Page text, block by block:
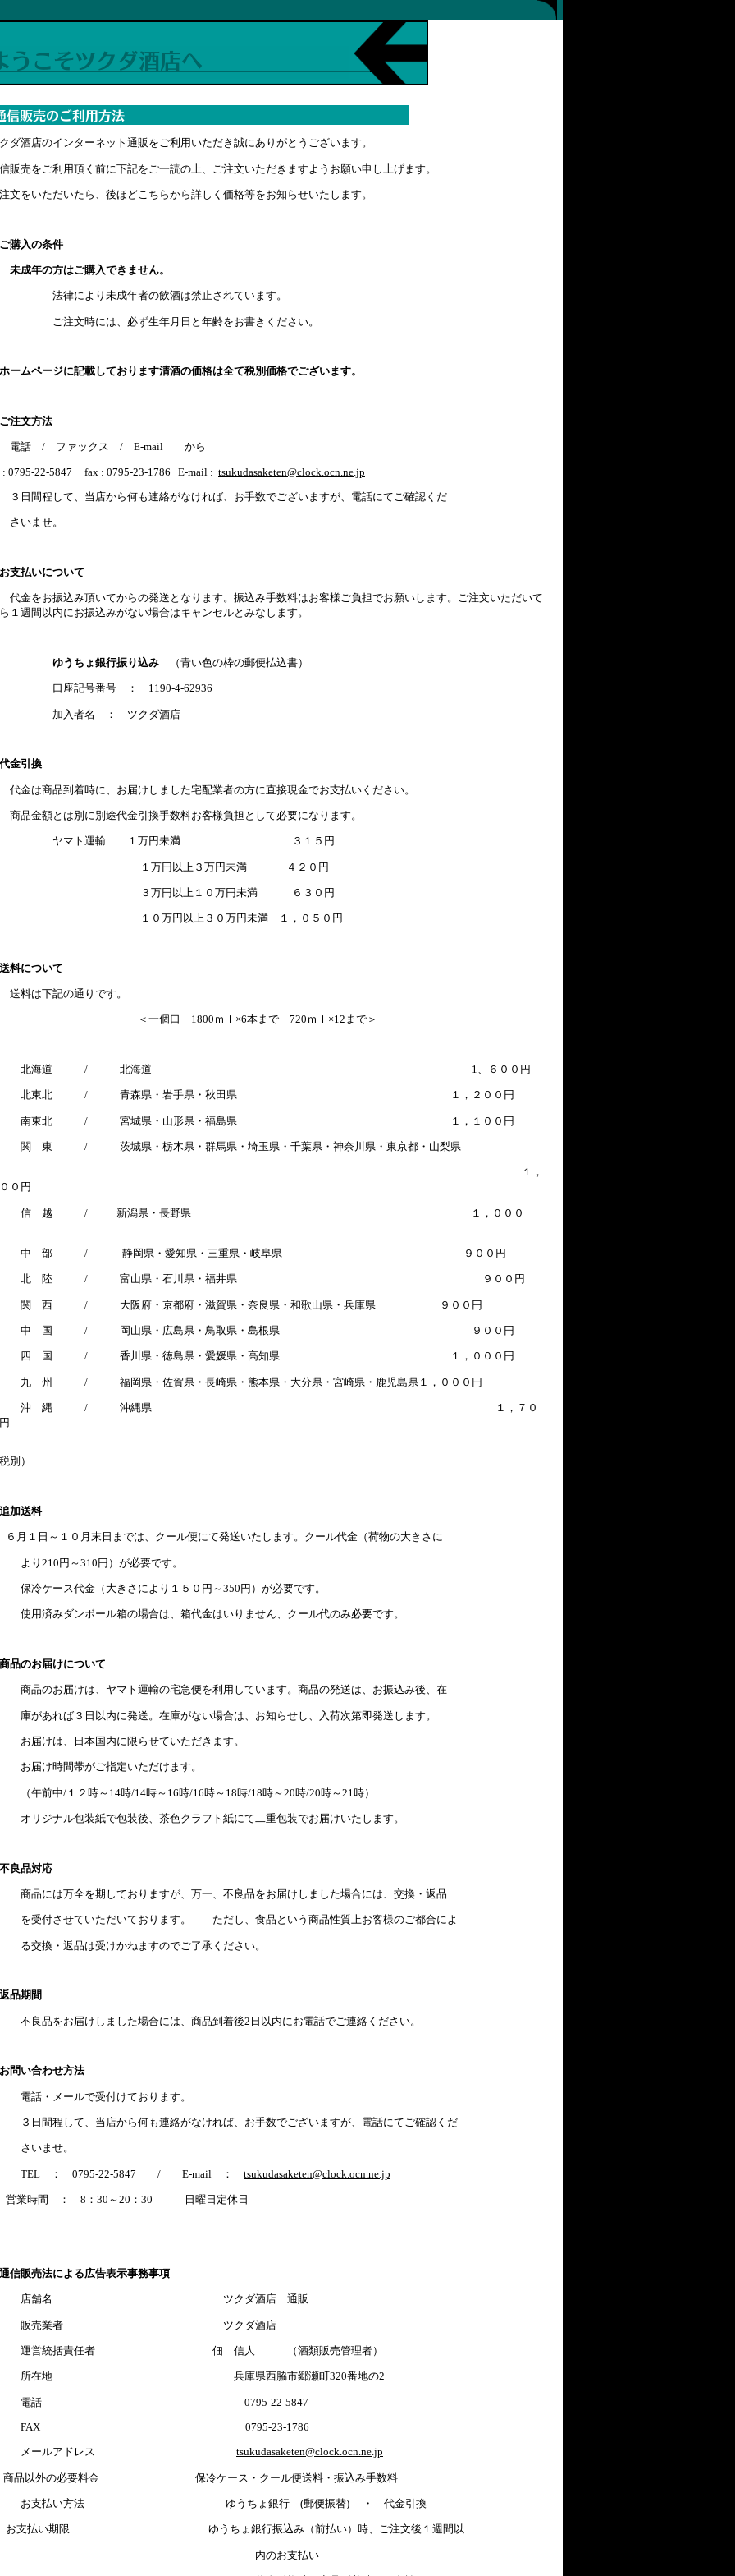
ダ酒店のインターネット通販をご利用いただき誠にありがとうございます。
販売をご利用頂く前に下記をご一読の上、ご注文いただきますようお願い申し上げます。
文をいただいたら、後ほどこちらから詳しく価格等をお知らせいたします。
購入の条件
未成年の方はご購入できません。
により未成年者の飲酒は禁止されています。
文時には、必ず生年月日と年齢をお書きください。
ームページに記載しております清酒の価格は全て税別価格でございます。
注文方法
話 / ファックス / E-mail から
: 0795-22-5847 fax : 0795-23-1786 E-mail : tsukudasaketen@clock.ocn.ne.jp
間程して、当店から何も連絡がなければ、お手数でございますが、電話にてご確認くだ
いませ。
支払いについて
をお振込み頂いてからの発送となります。振込み手数料はお客様ご負担でお願いします。ご注文いただいて
１週間以内にお振込みがない場合はキャンセルとみなします。
ゆうちょ銀行振り込み （青い色の枠の郵便払込書）
座記号番号 ： 1190-4-62936
入者名 ： ツクダ酒店
金引換
は商品到着時に、お届けしました宅配業者の方に直接現金でお支払いください。
金額とは別に別途代金引換手数料お客様負担として必要になります。
マト運輸 １万円未満 ３１５円
万円以上３万円未満 ４２０円
万円以上１０万円未満 ６３０円
０万円以上３０万円未満 １，０５０円
料について
料は下記の通りです。
一個口 1800ｍｌ×6本まで 720ｍｌ×12まで＞
海道 / 北海道 1、６００円
東北 / 青森県・岩手県・秋田県 １，２００円
東北 / 宮城県・山形県・福島県 １，１００円
東 / 茨城県・栃木県・群馬県・埼玉県・千葉県・神奈川県・東京都・山梨県
，
０円
越 / 新潟県・長野県 １，０００
部 / 静岡県・愛知県・三重県・岐阜県 ９００円
陸 / 富山県・石川県・福井県 ９００円
西 / 大阪府・京都府・滋賀県・奈良県・和歌山県・兵庫県 ９００円
国 / 岡山県・広島県・鳥取県・島根県 ９００円
国 / 香川県・徳島県・愛媛県・高知県 １，０００円
州 / 福岡県・佐賀県・長崎県・熊本県・大分県・宮崎県・鹿児島県１，０００円
縄 / 沖縄県 １，７０
別）
加送料
１日～１０月末日までは、クール便にて発送いたします。クール代金（荷物の大きさに
210円～310円）が必要です。
ケース代金（大きさにより１５０円～350円）が必要です。
済みダンボール箱の場合は、箱代金はいりません、クール代のみ必要です。
品のお届けについて
のお届けは、ヤマト運輸の宅急便を利用しています。商品の発送は、お振込み後、在
あれば３日以内に発送。在庫がない場合は、お知らせし、入荷次第即発送します。
けは、日本国内に限らせていただきます。
け時間帯がご指定いただけます。
前中/１２時～14時/14時～16時/16時～18時/18時～20時/20時～21時）
ジナル包装紙で包装後、茶色クラフト紙にて二重包装でお届けいたします。
良品対応
には万全を期しておりますが、万一、不良品をお届けしました場合には、交換・返品
付させていただいております。 ただし、食品という商品性質上お客様のご都合によ
換・返品は受けかねますのでご了承ください。
品期間
品をお届けしました場合には、商品到着後2日以内にお電話でご連絡ください。
問い合わせ方法
・メールで受付けております。
間程して、当店から何も連絡がなければ、お手数でございますが、電話にてご確認くだ
いませ。
： 0795-22-5847 / E-mail ： tsukudasaketen@clock.ocn.ne.jp
業時間 ： 8：30～20：30 日曜日定休日
信販売法による広告表示事務事項
舗名 ツクダ酒店 通販
売業者 ツクダ酒店
営統括責任者 佃 信人 （酒類販売管理者）
在地 兵庫県西脇市郷瀬町320番地の2
話 0795-22-5847
0795-23-1786
ールアドレス tsukudasaketen@clock.ocn.ne.jp
品以外の必要料金 保冷ケース・クール便送料・振込み手数料
支払い方法 ゆうちょ銀行 (郵便振替) ・ 代金引換
支払い期限 ゆうちょ銀行振込み（前払い）時、ご注文後１週間以
のお支払い